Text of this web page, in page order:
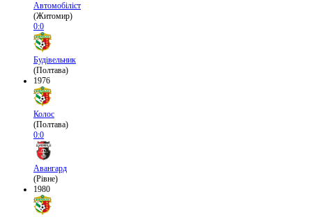
Автомобіліст
(Житомир)
0:0
Будівельник
(Полтава)
1976
Колос
(Полтава)
0:0
Авангард
(Рівне)
1980